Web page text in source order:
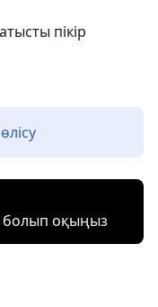
пікір
болып оқыңыз